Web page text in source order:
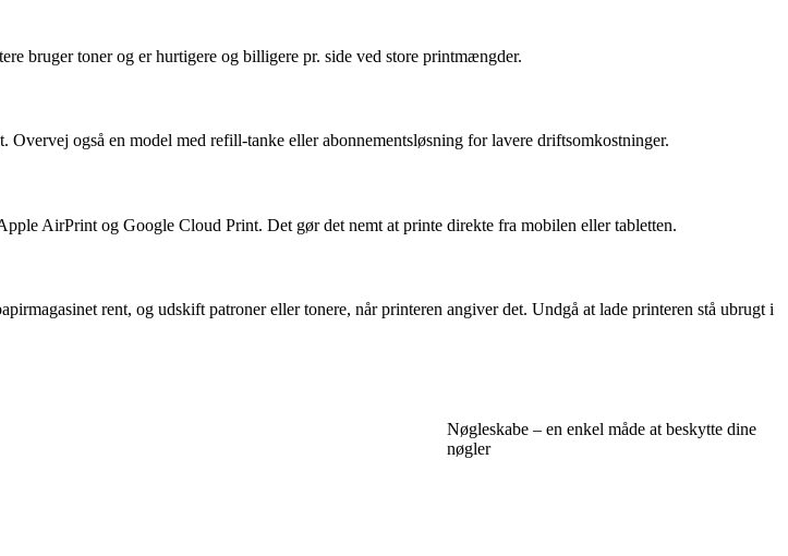
bruger toner og er hurtigere og billigere pr. side ved store printmængder.
også en model med refill-tanke eller abonnementsløsning for lavere driftsomkostninger.
AirPrint og Google Cloud Print. Det gør det nemt at printe direkte fra mobilen eller tabletten.
rent, og udskift patroner eller tonere, når printeren angiver det. Undgå at lade printeren stå ubrugt i
Nøgleskabe – en enkel måde at beskytte dine
nøgler